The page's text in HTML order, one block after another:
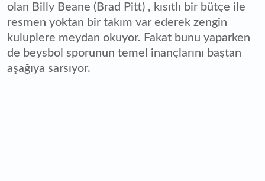
olan Billy Beane (Brad Pitt) , kısıtlı bir bütçe ile
resmen yoktan bir takım var ederek zengin
kuluplere meydan okuyor. Fakat bunu yaparken
de beysbol sporunun temel inançlarını baştan
aşağıya sarsıyor.